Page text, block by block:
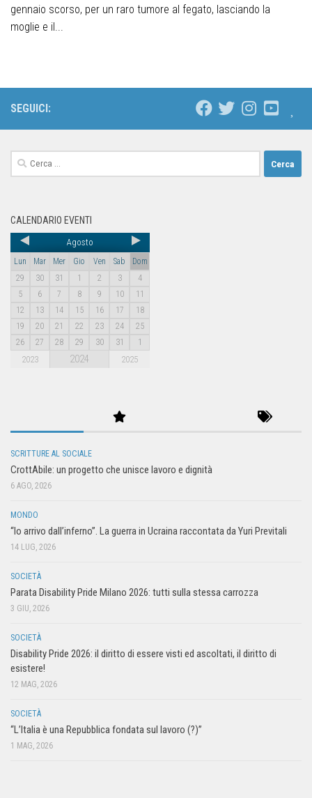
gennaio scorso, per un raro tumore al fegato, lasciando la
moglie e il...
SEGUICI:
CALENDARIO EVENTI
Agosto
Lun Mar Mer Gio Ven Sab
Dom
29
30 31 1 2 3
4
5
6 7 8 9 10
11
12
13 14 15 16 17
18
19
20 21 22 23 24
25
26
27 28 29 30 31 1
2023 2024 2025
SCRITTURE AL SOCIALE
CrottAbile: un progetto che unisce lavoro e dignità
6 AGO, 2026
MONDO
“Io arrivo dall’inferno”. La guerra in Ucraina raccontata da Yuri Previtali
14 LUG, 2026
SOCIETÀ
Parata Disability Pride Milano 2026: tutti sulla stessa carrozza
3 GIU, 2026
SOCIETÀ
Disability Pride 2026: il diritto di essere visti ed ascoltati, il diritto di
esistere!
12 MAG, 2026
SOCIETÀ
“L’Italia è una Repubblica fondata sul lavoro (?)”
1 MAG, 2026